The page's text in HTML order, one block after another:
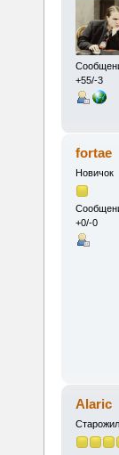
+55/-3
fortae
Новичок
+0/-0
Alaric
Старожил